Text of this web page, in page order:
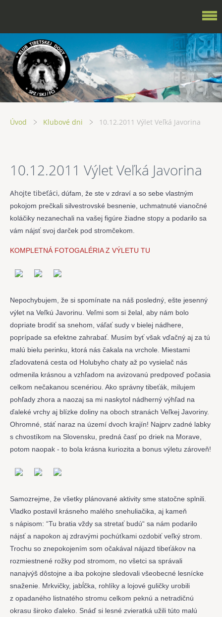
Úvod Klubové dni 10.12.2011 Výlet Veľká Javorina
10.12.2011 Výlet Veľká Javorina
Ahojte tibeťáci, dúfam, že ste v zdraví a so sebe vlastným
pokojom prečkali silvestrovské besnenie, uchmatnuté vianočné
koláčiky nezanechali na vašej figúre žiadne stopy a podarilo sa
vám nájsť svoj darček pod stromčekom.
KOMPLETNÁ FOTOGALÉRIA Z VÝLETU TU
Nepochybujem, že si spomínate na náš posledný, ešte jesenný
výlet na Veľkú Javorinu. Veľmi som si želal, aby nám bolo
dopriate brodiť sa snehom, váľať sudy v bielej nádhere,
poprípade sa efektne zahrabať. Musím byť však vďačný aj za tú
malú bielu perinku, ktorá nás čakala na vrchole. Miestami
zľadovatená cesta od Holubyho chaty až po vysielač nás
odmenila krásnou a vzhľadom na avizovanú predpoveď počasia
celkom nečakanou scenériou. Ako správny tibeťák, milujem
pohľady zhora a naozaj sa mi naskytol nádherný výhľad na
ďaleké vrchy aj blízke doliny na oboch stranách Veľkej Javoriny.
Ohromné, stáť naraz na území dvoch krajín! Najprv zadné labky
s chvostíkom na Slovensku, predná časť po driek na Morave,
potom naopak - to bola krásna kuriozita a bonus výletu zároveň!
Samozrejme, že všetky plánované aktivity sme statočne splnili.
Vladko postavil krásneho malého snehuliačika, aj kameň
s nápisom: “Tu bratia vždy sa stretať budú“ sa nám podarilo
nájsť a napokon aj zdravými pochúťkami ozdobiť veľký strom.
Trochu so znepokojením som očakával nájazd tibeťákov na
rozmiestnené rožky pod stromom, no všetci sa správali
nanajvýš dôstojne a iba pokojne sledovali všeobecné lesnícke
snaženie. Mrkvičky, jabĺčka, rohlíky a lojové guličky urobili
z opadaného listnatého stromu celkom peknú a netradičnú
okrasu široko ďaleko. Snáď si lesné zvieratká užili túto malú